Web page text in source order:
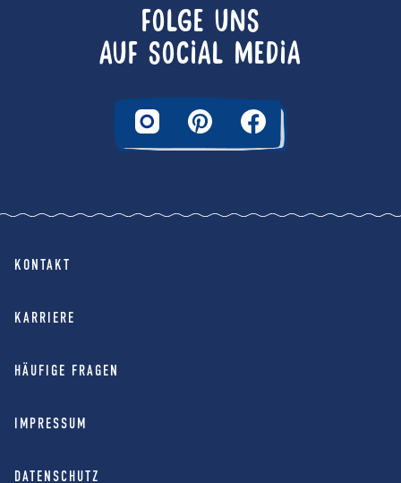
FOLGE UNS
AUF SOCIAL MEDIA
KONTAKT
KARRIERE
HÄUFIGE FRAGEN
IMPRESSUM
DATENSCHUTZ